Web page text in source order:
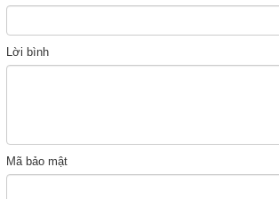
Lời bình
Mã bảo mật